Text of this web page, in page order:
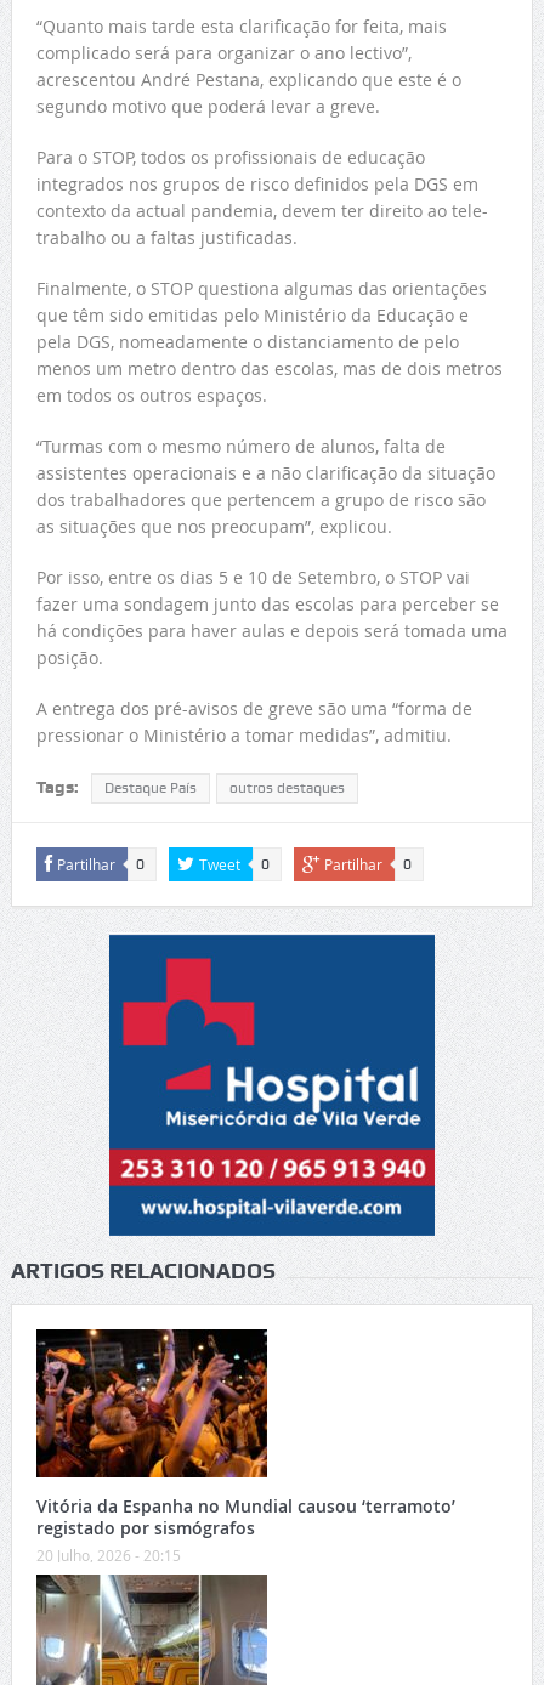
“Quanto mais tarde esta clarificação for feita, mais
complicado será para organizar o ano lectivo”,
acrescentou André Pestana, explicando que este é o
segundo motivo que poderá levar a greve.
Para o STOP, todos os profissionais de educação
integrados nos grupos de risco definidos pela DGS em
contexto da actual pandemia, devem ter direito ao tele-
trabalho ou a faltas justificadas.
Finalmente, o STOP questiona algumas das orientações
que têm sido emitidas pelo Ministério da Educação e
pela DGS, nomeadamente o distanciamento de pelo
menos um metro dentro das escolas, mas de dois metros
em todos os outros espaços.
“Turmas com o mesmo número de alunos, falta de
assistentes operacionais e a não clarificação da situação
dos trabalhadores que pertencem a grupo de risco são
as situações que nos preocupam”, explicou.
Por isso, entre os dias 5 e 10 de Setembro, o STOP vai
fazer uma sondagem junto das escolas para perceber se
há condições para haver aulas e depois será tomada uma
posição.
A entrega dos pré-avisos de greve são uma “forma de
pressionar o Ministério a tomar medidas”, admitiu.
Tags: Destaque País outros destaques
Partilhar 0 Tweet 0 Partilhar 0
ARTIGOS RELACIONADOS
Vitória da Espanha no Mundial causou ‘terramoto’
registado por sismógrafos
20 Julho, 2026 - 20:15